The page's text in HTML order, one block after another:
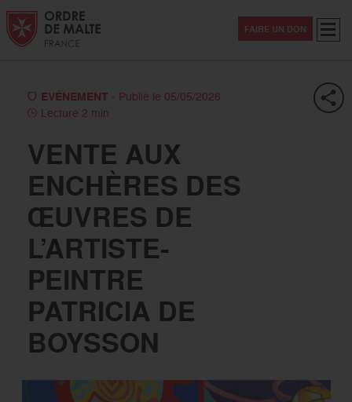
Aller au contenu
Aller à la recherche
Aller au menu
FAIRE UN DON
EVÉNEMENT - Publié le 05/05/2026
Lecture 2 min
VENTE AUX
ENCHÈRES DES
ŒUVRES DE
L’ARTISTE-
PEINTRE
PATRICIA DE
BOYSSON